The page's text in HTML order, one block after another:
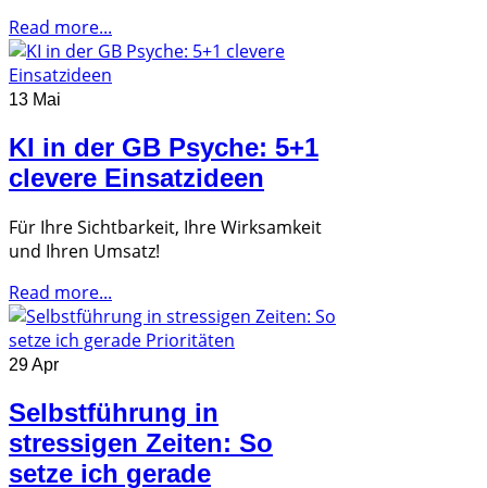
Read more...
13 Mai
KI in der GB Psyche: 5+1
clevere Einsatzideen
Für Ihre Sichtbarkeit, Ihre Wirksamkeit
und Ihren Umsatz!
Read more...
29 Apr
Selbstführung in
stressigen Zeiten: So
setze ich gerade